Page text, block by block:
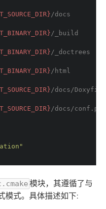
/docs
/_build
/_doctrees
/html
/docs/
/docs/
模块，其遵循了与
模式。具体描述如下: